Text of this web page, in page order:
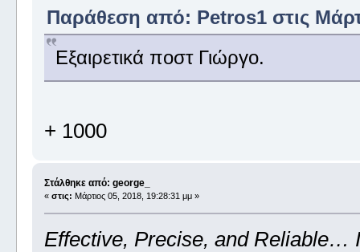
Παράθεση από: Petros1 στις
Εξαιρετικά ποστ Γιώργο.
+ 1000
Στάλθηκε από: george_
« στις: Μάρτιος 05, 2018, 19:28:31 μμ »
Effective, Precise, and Reliable…